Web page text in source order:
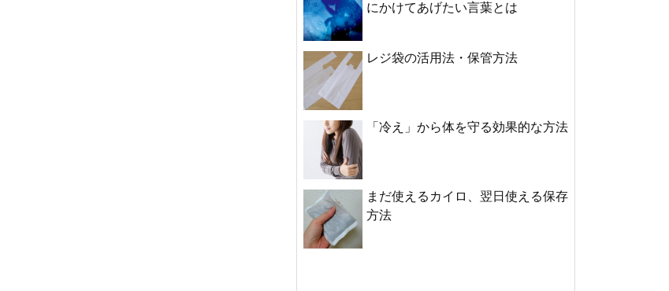
にかけてあげたい言葉とは
レジ袋の活用法・保管方法
「冷え」から体を守る効果的な方法
まだ使えるカイロ、翌日使える保存
方法